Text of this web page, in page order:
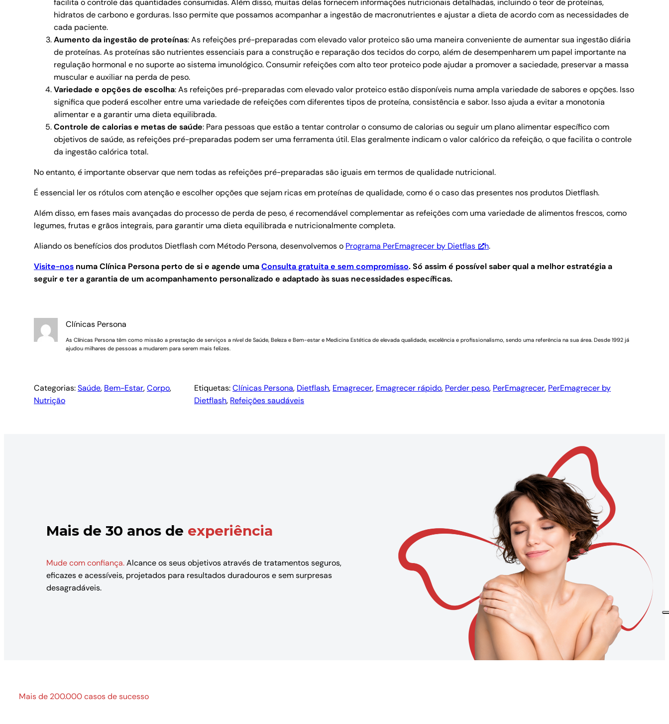
facilita o controle das quantidades consumidas. Além disso, muitas delas fornecem informações nutricionais detalhadas, incluindo o teor de proteínas,
hidratos de carbono e gorduras. Isso permite que possamos acompanhar a ingestão de macronutrientes e ajustar a dieta de acordo com as necessidades de
cada paciente.
Aumento da ingestão de proteínas: As refeições pré-preparadas com elevado valor proteico são uma maneira conveniente de aumentar sua ingestão diária
de proteínas. As proteínas são nutrientes essenciais para a construção e reparação dos tecidos do corpo, além de desempenharem um papel importante na
regulação hormonal e no suporte ao sistema imunológico. Consumir refeições com alto teor proteico pode ajudar a promover a saciedade, preservar a massa
muscular e auxiliar na perda de peso.
Variedade e opções de escolha: As refeições pré-preparadas com elevado valor proteico estão disponíveis numa ampla variedade de sabores e opções. Isso
significa que poderá escolher entre uma variedade de refeições com diferentes tipos de proteína, consistência e sabor. Isso ajuda a evitar a monotonia
alimentar e a garantir uma dieta equilibrada.
Controle de calorias e metas de saúde: Para pessoas que estão a tentar controlar o consumo de calorias ou seguir um plano alimentar específico com
objetivos de saúde, as refeições pré-preparadas podem ser uma ferramenta útil. Elas geralmente indicam o valor calórico da refeição, o que facilita o controle
da ingestão calórica total.
No entanto, é importante observar que nem todas as refeições pré-preparadas são iguais em termos de qualidade nutricional.
É essencial ler os rótulos com atenção e escolher opções que sejam ricas em proteínas de qualidade, como é o caso das presentes nos produtos Dietflash.
Além disso, em fases mais avançadas do processo de perda de peso, é recomendável complementar as refeições com uma variedade de alimentos frescos, como
legumes, frutas e grãos integrais, para garantir uma dieta equilibrada e nutricionalmente completa.
Aliando os benefícios dos produtos Dietflash com Método Persona, desenvolvemos o Programa PerEmagrecer by Dietflas h.
Visite-nos numa Clínica Persona perto de si e agende umaConsulta gratuita e sem compromisso.Só assim é possível saber qual a melhor estratégia a
seguir e ter a garantia de um acompanhamento personalizado e adaptado às suas necessidades específicas.
Clínicas Persona
As Clínicas Persona têm como missão a prestação de serviços a nível de Saúde, Beleza e Bem-estar e Medicina Estética de elevada qualidade, excelência e profissionalismo, sendo uma referência na sua área. Desde 1992 já
ajudou milhares de pessoas a mudarem para serem mais felizes.
Categorias:Saúde, Bem-Estar, Corpo
Nutrição
Etiquetas:Clínicas Persona, Dietflash, Emagrecer, Emagrecer rápido, Perder peso, PerEmagrecer, PerEmagrecer by
Dietflash, Refeições saudáveis
Mais de 30 anos de experiência
Mude com confiança.Alcance os seus objetivos através de tratamentos seguros,
eficazes e acessíveis, projetados para resultados duradouros e sem surpresas
desagradáveis.
Mais de 200.000 casos de sucesso